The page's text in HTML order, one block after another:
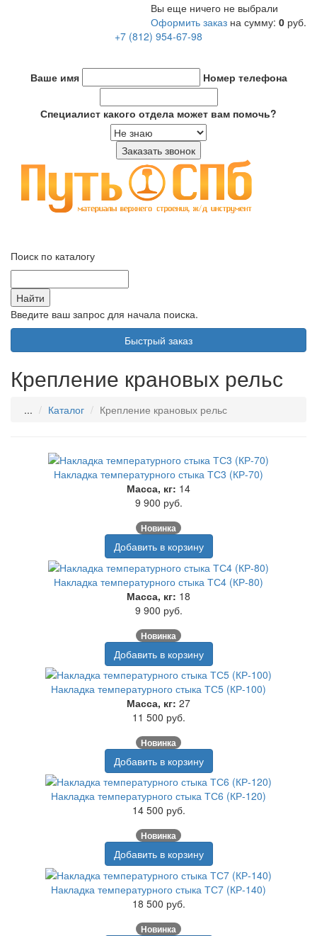
Вы еще ничего не выбрали
Оформить заказ на сумму: 0 руб.
+7 (812) 954-67-98
Ваше имя Номер телефона
Специалист какого отдела может вам помочь?
Поиск по каталогу
Введите ваш запрос для начала поиска.
Быстрый заказ
Крепление крановых рельс
... Каталог Крепление крановых рельс
Накладка температурного стыка ТС3 (КР-70)
Масса, кг: 14
9 900 руб.
Новинка
Добавить в корзину
Накладка температурного стыка ТС4 (КР-80)
Масса, кг: 18
9 900 руб.
Новинка
Добавить в корзину
Накладка температурного стыка ТС5 (КР-100)
Масса, кг: 27
11 500 руб.
Новинка
Добавить в корзину
Накладка температурного стыка ТС6 (КР-120)
14 500 руб.
Новинка
Добавить в корзину
Накладка температурного стыка ТС7 (КР-140)
18 500 руб.
Новинка